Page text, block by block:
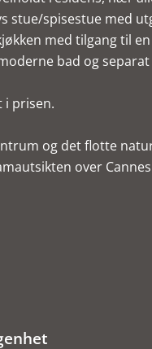
stue/spisestue med
med tilgang til
bad og
i prisen.
og det flotte
over